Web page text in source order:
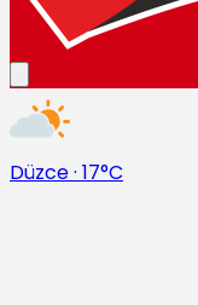
Düzce· 17°C